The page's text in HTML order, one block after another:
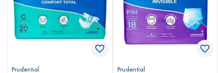
Prudential Prudential